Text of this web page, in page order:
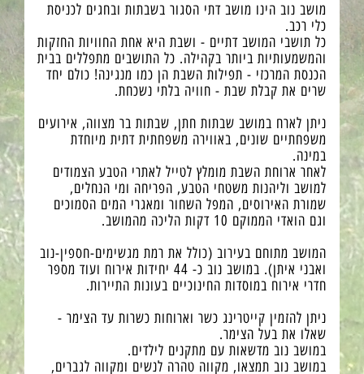
מושב נוב הינו מושב דתי הסגור בשבתות ובחגים לכניסת
כלי רכב.
כל תושבי המושב דתיים - ושבת היא אחת החוויות החזקות
והמשמעותיות ביותר בקהילה. כל התושבים מתפללים בבית
הכנסת המרכזי - תפילות השבת הן כמו מנגינה! כולם יחד
שרים את קבלת שבת - חוויה בלתי נשכחת.
ניתן לארח במושב שבתות חתן, שבתות בר מצווה, אירועים
משפחתיים שונים, באווירה משפחתית דתית מיוחדת
במינה.
לאחר ארוחת השבת מומלץ לטייל לאתרי הטבע הצמודים
למושב וליהנות משטחי הטבע, הפריחה ומי הנחלים,
שמורת האירוסים, המפל השחור ומאגרי המים הסמוכים
וגם הואדי הממוקם 10 דקות הליכה מהמושב.
המושב מתוחם בעירוב (כולל את רמת מגשימים-חספין-נוב
ואבני איתן). במושב נוב כ- 44 יחידות אירוח ועוד מספר
חדרי אירוח במוסדות החינוכיים בעונות התיירות.
ניתן להזמין קייטרינג כשר וארוחות כשרות עד הצימר -
שאלו את בעל הצימר.
במושב נוב מדשאות עם מתקנים לילדים.
במושב נוב תמצאו, מקווה טהרה לנשים ומקווה לגברים,